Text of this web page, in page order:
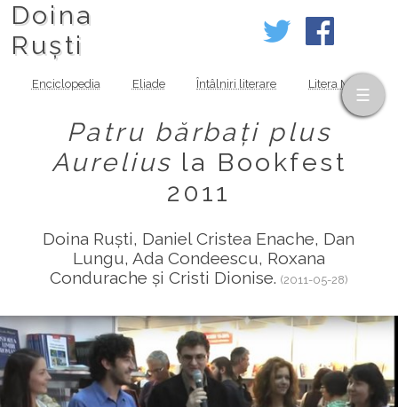
Doina
Ruști
Enciclopedia Eliade Întâlniri literare Litera MOV
Patru bărbați plus
Aurelius la Bookfest
2011
Doina Ruști, Daniel Cristea Enache, Dan
Lungu, Ada Condeescu, Roxana
Condurache și Cristi Dionise. (2011-05-28)